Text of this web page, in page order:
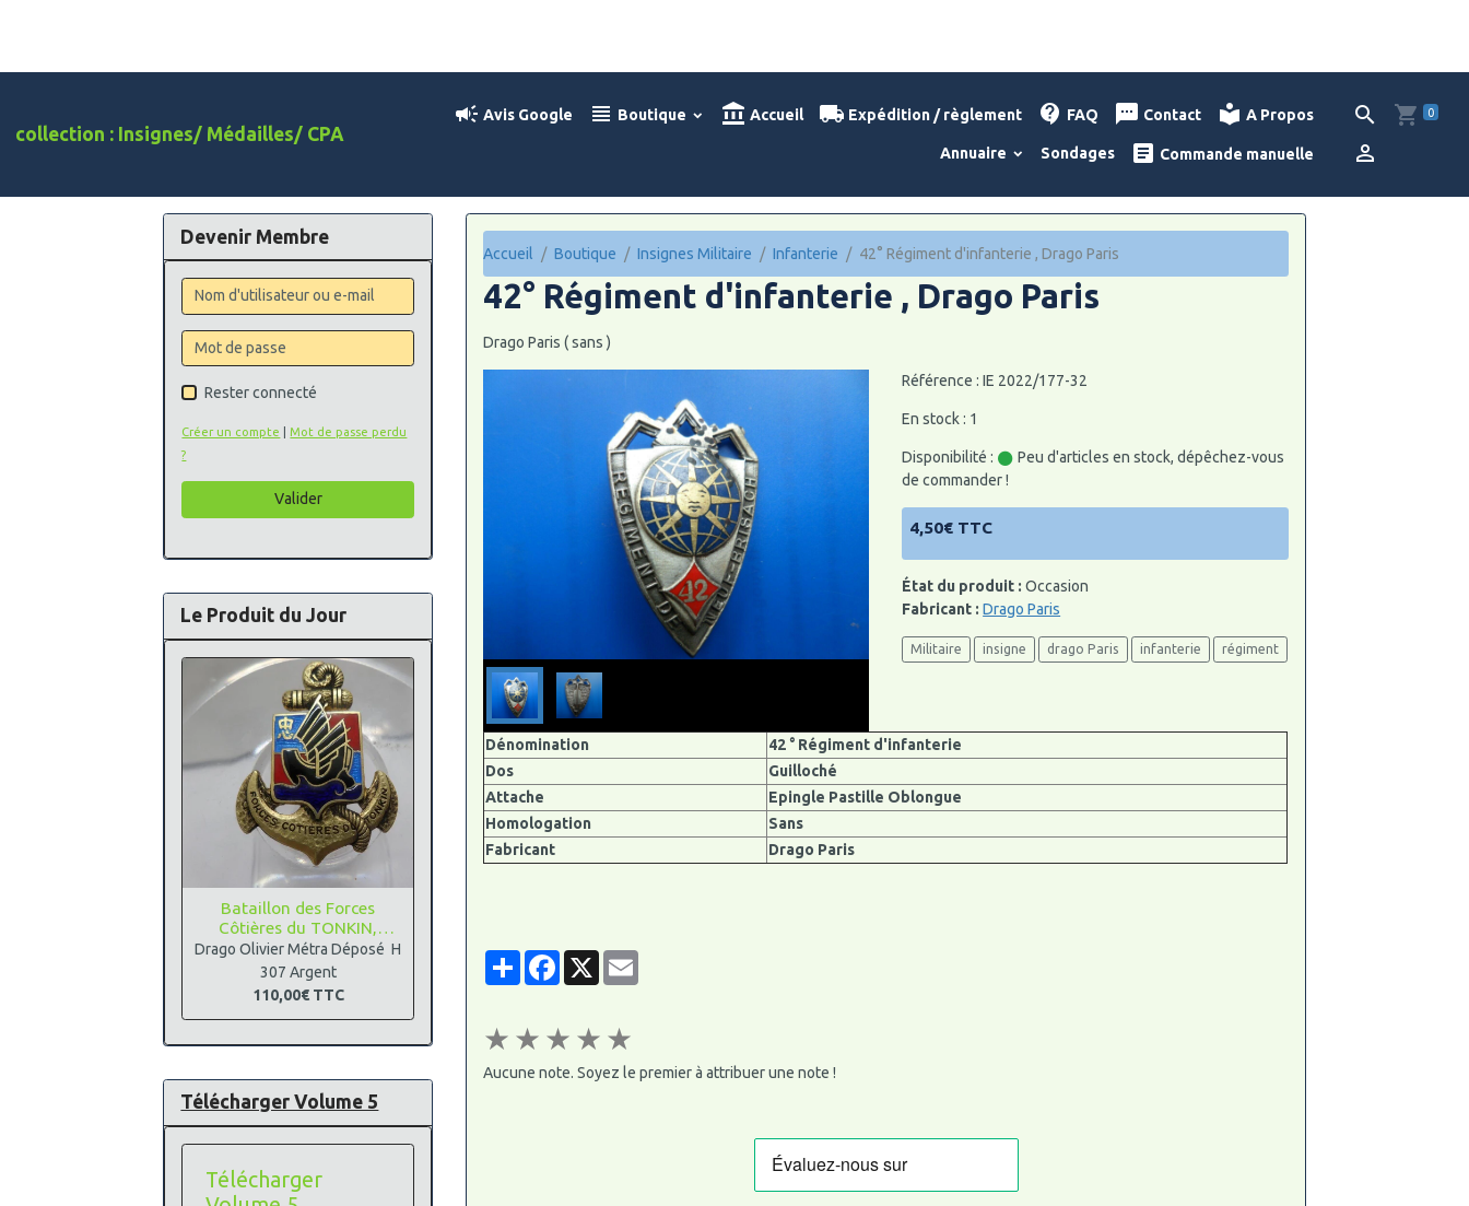
collection : Insignes/ Médailles/ CPA
Avis Google Boutique Accueil Expédition / règlement FAQ Contact A Propos
Annuaire Sondages Commande manuelle
0
Accueil Boutique Insignes Militaire Infanterie 42° Régiment d'infanterie , Drago Paris
42° Régiment d'infanterie , Drago Paris
Drago Paris ( sans )
Référence : IE 2022/177-32
En stock : 1
Disponibilité :
Peu d'articles en stock, dépêchez-vous
de commander !
4,50€ TTC
État du produit : Occasion
Fabricant : Drago Paris
Militaire insigne drago Paris infanterie régiment
Dénomination
42 ° Régiment d'infanterie
Dos
Guilloché
Attache
Epingle Pastille Oblongue
Homologation
Sans
Fabricant
Drago Paris
PartagerFacebook
X Email
★ ★ ★ ★ ★
Aucune note. Soyez le premier à attribuer une note !
Devenir Membre
Rester connecté
Créer un compte
Mot de passe perdu
?
Valider
Le Produit du Jour
Bataillon des Forces
Côtières du TONKIN,
Argent
Drago Olivier Métra Déposé H
307 Argent
110,00€ TTC
Télécharger Volume 5
Télécharger